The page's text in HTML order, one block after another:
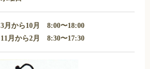
3月から10月 8:00〜18:00
11月から2月 8:30〜17:30